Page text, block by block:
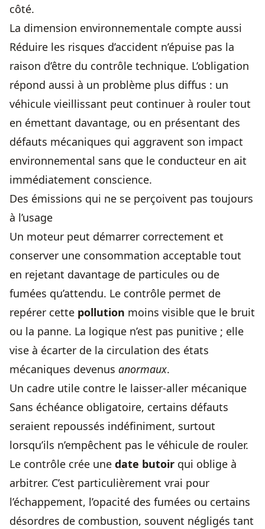
côté.
La dimension environnementale compte aussi
Réduire les risques d’accident n’épuise pas la
raison d’être du contrôle technique. L’obligation
répond aussi à un problème plus diffus : un
véhicule vieillissant peut continuer à rouler tout
en émettant davantage, ou en présentant des
défauts mécaniques qui aggravent son impact
environnemental sans que le conducteur en ait
immédiatement conscience.
Des émissions qui ne se perçoivent pas toujours
à l’usage
Un moteur peut démarrer correctement et
conserver une consommation acceptable tout
en rejetant davantage de particules ou de
fumées qu’attendu. Le contrôle permet de
repérer cette pollution moins visible que le bruit
ou la panne. La logique n’est pas punitive ; elle
vise à écarter de la circulation des états
mécaniques devenus anormaux.
Un cadre utile contre le laisser-aller mécanique
Sans échéance obligatoire, certains défauts
seraient repoussés indéfiniment, surtout
lorsqu’ils n’empêchent pas le véhicule de rouler.
Le contrôle crée une date butoir qui oblige à
arbitrer. C’est particulièrement vrai pour
l’échappement, l’opacité des fumées ou certains
désordres de combustion, souvent négligés tant